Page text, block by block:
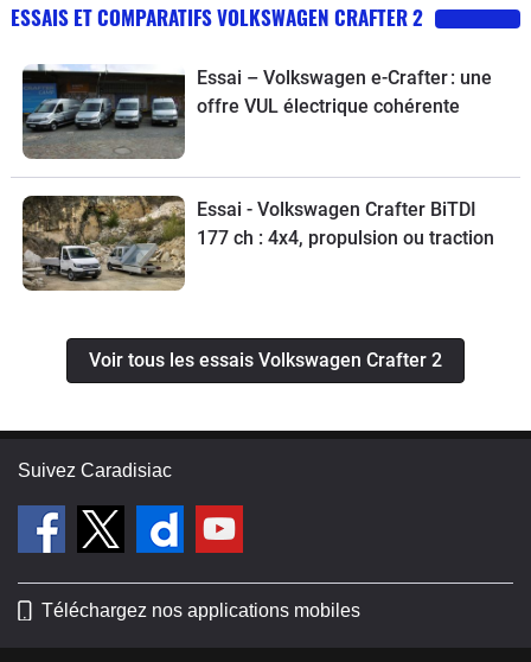
ESSAIS ET COMPARATIFS VOLKSWAGEN CRAFTER 2
Essai – Volkswagen e-Crafter : une
offre VUL électrique cohérente
Essai - Volkswagen Crafter BiTDI
177 ch : 4x4, propulsion ou traction
Voir tous les essais Volkswagen Crafter 2
Suivez Caradisiac
Téléchargez nos applications mobiles